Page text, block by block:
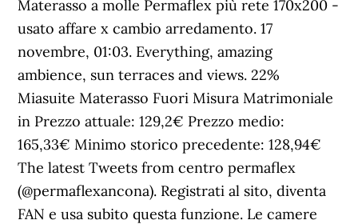
Materasso a molle Permaflex più rete 170x200 -
usato affare x cambio arredamento. 17
novembre, 01:03. Everything, amazing
ambience, sun terraces and views. 22%
Miasuite Materasso Fuori Misura Matrimoniale
in Prezzo attuale: 129,2€ Prezzo medio:
165,33€ Minimo storico precedente: 128,94€
The latest Tweets from centro permaflex
(@permaflexancona). Registrati al sito, diventa
FAN e usa subito questa funzione. Le camere